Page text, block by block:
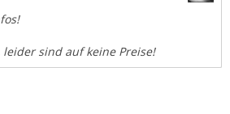
leider sind auf keine Preise!